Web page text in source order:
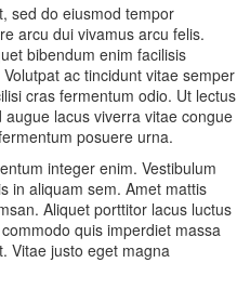
sed do eiusmod tempor
arcu dui vivamus arcu felis.
bibendum enim facilisis
ac tincidunt vitae semper
cras fermentum odio. Ut lectus
lacus viverra vitae congue
posuere urna.
integer enim. Vestibulum
in aliquam sem. Amet mattis
Aliquet porttitor lacus luctus
quis imperdiet massa
Vitae justo eget magna